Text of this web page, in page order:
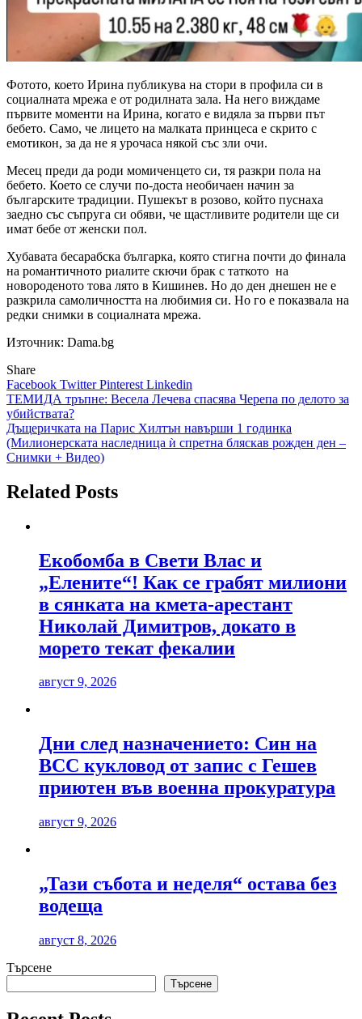
Фотото, което Ирина публикува на стори в профила си в
социалната мрежа е от родилната зала. На него виждаме
първите моменти на Ирина, когато е видяла за първи път
бебето. Само, че лицето на малката принцеса е скрито с
емотикон, за да не я урочаса някой със зли очи.
Месец преди да роди момиченцето си, тя разкри пола на
бебето. Което се случи по-доста необичаен начин за
българските традиции. Пушекът в розово, който пуснаха
заедно със съпруга си обяви, че щастливите родители ще си
имат бебе от женски пол.
Хубавата бесарабска българка, която стигна почти до финала
на романтичното риалите скючи брак с таткото на
новороденото това лято в Кишинев. Но до ден днешен не е
разкрила самоличността на любимия си. Но го е показвала на
редки снимки в социалната мрежа.
Източник: Dama.bg
Share
Facebook TwitterPinterest Linkedin
Навигация
ТЕМИДА тръпне: Весела Лечева спасява Черепа по делото за
убийствата?
Дъщеричката на Парис Хилтън навърши 1 годинка
(Милионерската наследница ѝ спретна бляскав рожден ден –
Снимки + Видео)
Related Posts
Екобомба в Свети Влас и
„Елените“! Как се грабят милиони
в сянката на кмета-арестант
Николай Димитров, докато в
морето текат фекалии
август 9, 2026
Дни след назначението: Син на
ВСС кукловод от запис с Гешев
приютен във военна прокуратура
август 9, 2026
„Тази събота и неделя“ остава без
водеща
август 8, 2026
Търсене
Търсене